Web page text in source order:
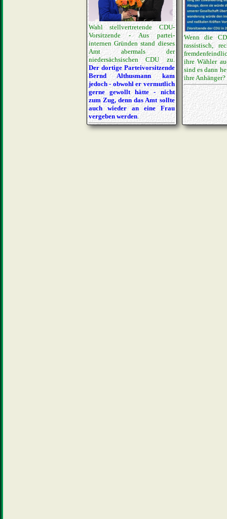
Wahl stellvertretende CDU-
Vorsitzende - Aus partei­
internen Gründen stand dieses
Amt abermals der
niedersächsischen CDU zu.
Der dortige Parteivor­sitzende
Bernd Althusmann kam
jedoch - obwohl er vermutlich
gerne gewollt hätte - nicht
zum Zug, denn das Amt sollte
auch wieder an eine Frau
vergeben werden.
Wenn die
rassistisch,
ihre Wähler
sind es dann
ihre Anhänger?